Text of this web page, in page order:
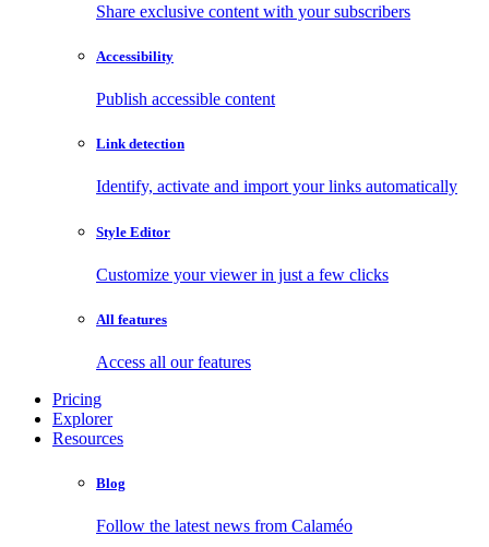
Share exclusive content with your subscribers
Accessibility
Publish accessible content
Link detection
Identify, activate and import your links automatically
Style Editor
Customize your viewer in just a few clicks
All features
Access all our features
Pricing
Explorer
Resources
Blog
Follow the latest news from Calaméo